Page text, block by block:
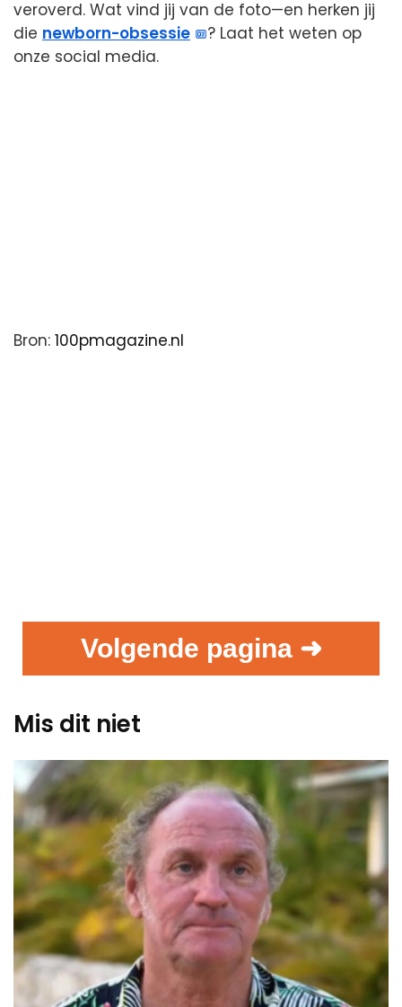
veroverd. Wat vind jij van de foto—en herken jij
die newborn-obsessie
? Laat het weten op
onze social media.
Bron: 100pmagazine.nl
Volgende pagina ➜
Mis dit niet